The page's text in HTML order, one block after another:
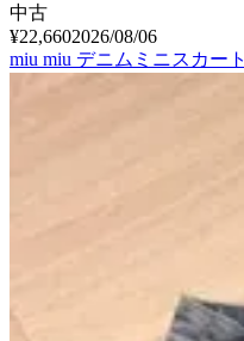
中古
¥22,6602026/08/06
miu miu デニムミニスカート